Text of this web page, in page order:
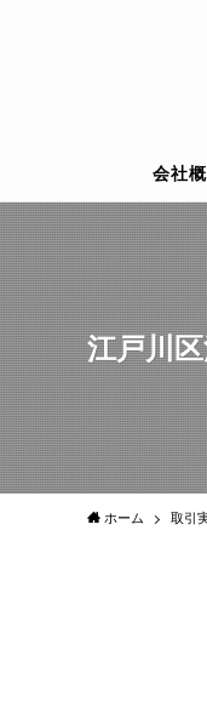
会社
江戸川
ホーム 取引